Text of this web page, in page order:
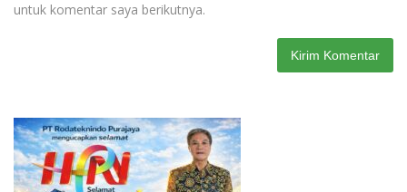
untuk komentar saya berikutnya.